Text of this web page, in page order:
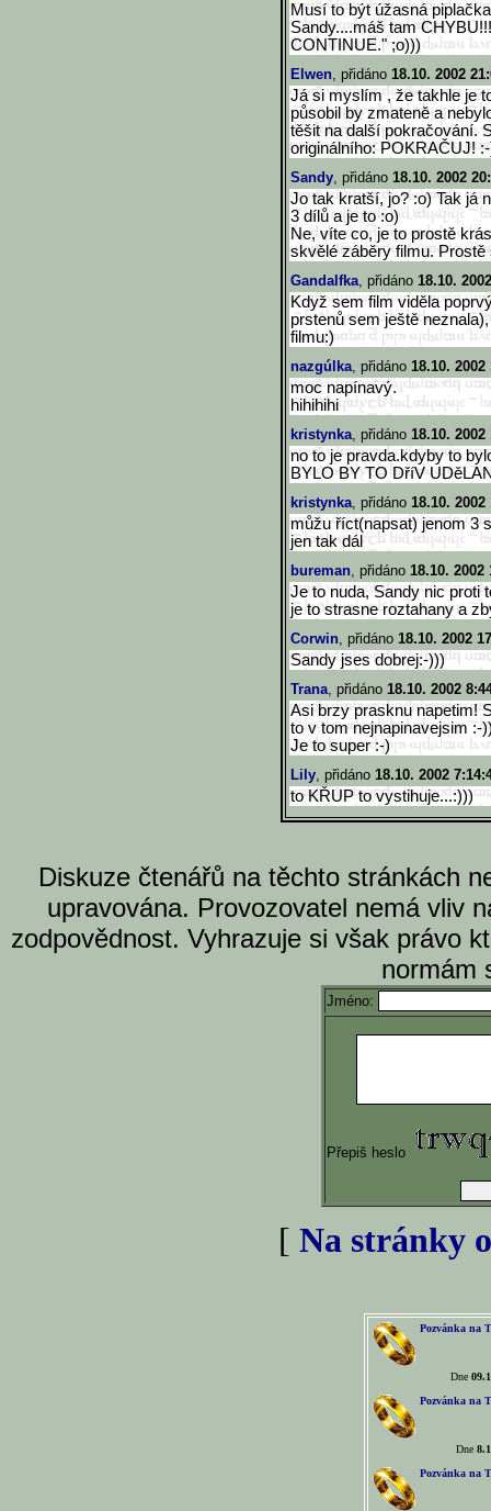
Musí to být úžasná
Sandy....máš tam
CONTINUE." ;o)))
Elwen, přidáno 18.10. 2002
Já si myslím , že takhle je
působil by zmateně a
těšit na další pokračování.
originálního: POKRAČUJ!
Sandy, přidáno 18.10. 2002
Jo tak kratší, jo? :o) Tak já
3 dílů a je to :o)
Ne, víte co, je to prostě
skvělé záběry filmu.
Gandalfka, přidáno 18.10.
Když sem film viděla
prstenů sem ještě
filmu:)
nazgúlka, přidáno 18.10. 2002
moc napínavý.
hihihihi
kristynka, přidáno 18.10. 2002
no to je pravda.kdyby to
BYLO BY TO DříV
kristynka, přidáno 18.10. 2002
můžu říct(napsat) jenom 3
jen tak dál
bureman, přidáno 18.10. 2002
Je to nuda, Sandy nic proti
je to strasne roztahany a
Corwin, přidáno 18.10. 2002
Sandy jses dobrej:-)))
Trana, přidáno 18.10. 2002
Asi brzy prasknu napetim!
to v tom nejnapinavejsim :-
Je to super :-)
Lily, přidáno 18.10. 2002
to KŘUP to vystihuje...:)))
Diskuze čtenářů na těchto stránkách
upravována. Provozovatel nemá vliv
zodpovědnost. Vyhrazuje si však právo
normám
Jméno:
Přepiš heslo
[ Na stránky
Pozvánka na
Dne
Pozvánka na
Dne
Pozvánka na